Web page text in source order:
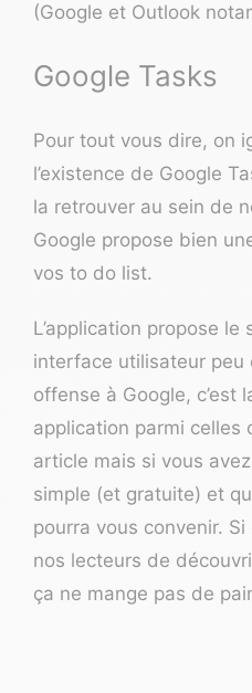
(Google et Outlook
Google Tasks
Pour tout vous dire, on
l’existence de Google
la retrouver au sein de
Google propose bien
vos to do list.
L’application propose
interface utilisateur peu
offense à Google, c’est
application parmi celles
article mais si vous
simple (et gratuite) et
pourra vous convenir.
nos lecteurs de
ça ne mange pas de